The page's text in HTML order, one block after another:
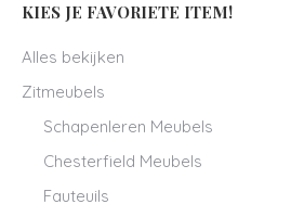
KIES JE FAVORIETE ITEM!
Alles bekijken
Zitmeubels
Schapenleren Meubels
Chesterfield Meubels
Fauteuils